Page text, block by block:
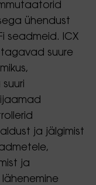
ühendust
seadmeid. ICX
suure
ja jälgimist
ja